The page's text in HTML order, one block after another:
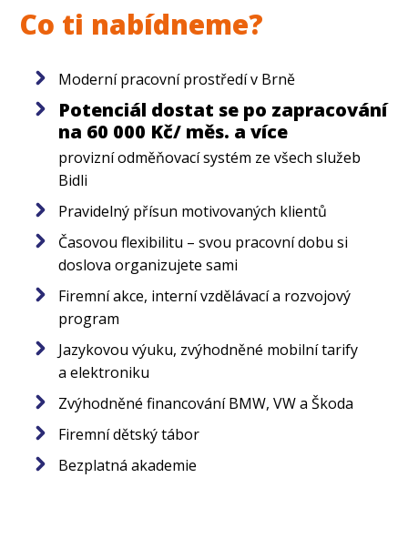
Co ti nabídneme?
Moderní pracovní prostředí v Brně
Potenciál dostat se po zapracování
na 60 000 Kč/ měs. a více
provizní odměňovací systém ze všech služeb
Bidli
Pravidelný přísun motivovaných klientů
Časovou flexibilitu – svou pracovní dobu si
doslova organizujete sami
Firemní akce, interní vzdělávací a rozvojový
program
Jazykovou výuku, zvýhodněné mobilní tarify
a elektroniku
Zvýhodněné financování BMW, VW a Škoda
Firemní dětský tábor
Bezplatná akademie